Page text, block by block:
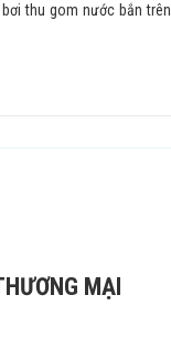
thu gom nước bắn trên
MẠI